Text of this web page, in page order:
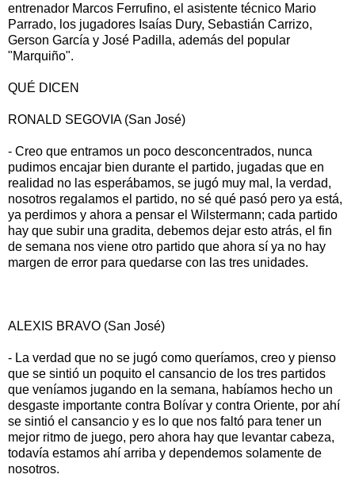
entrenador Marcos Ferrufino, el asistente técnico Mario
Parrado, los jugadores Isaías Dury, Sebastián Carrizo,
Gerson García y José Padilla, además del popular
"Marquiño".
QUÉ DICEN
RONALD SEGOVIA (San José)
- Creo que entramos un poco desconcentrados, nunca
pudimos encajar bien durante el partido, jugadas que en
realidad no las esperábamos, se jugó muy mal, la verdad,
nosotros regalamos el partido, no sé qué pasó pero ya está,
ya perdimos y ahora a pensar el Wilstermann; cada partido
hay que subir una gradita, debemos dejar esto atrás, el fin
de semana nos viene otro partido que ahora sí ya no hay
margen de error para quedarse con las tres unidades.
ALEXIS BRAVO (San José)
- La verdad que no se jugó como queríamos, creo y pienso
que se sintió un poquito el cansancio de los tres partidos
que veníamos jugando en la semana, habíamos hecho un
desgaste importante contra Bolívar y contra Oriente, por ahí
se sintió el cansancio y es lo que nos faltó para tener un
mejor ritmo de juego, pero ahora hay que levantar cabeza,
todavía estamos ahí arriba y dependemos solamente de
nosotros.